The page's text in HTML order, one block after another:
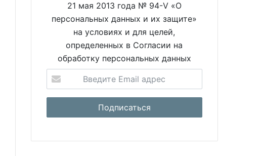
21 мая 2013 года № 94-V «О
персональных данных и их защите»
на условиях и для целей,
определенных в Согласии на
обработку персональных данных